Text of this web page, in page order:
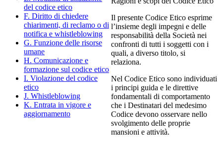
del codice etico
F. Diritto di chiedere
chiarimenti, di reclamo o di
notifica e whistleblowing
G. Funzione delle risorse
umane
H. Comunicazione e
formazione sul codice etico
I. Violazione del codice
etico
J. Whistleblowing
K. Entrata in vigore e
aggiornamento
Il presente Codice Etico esprime
l’insieme degli impegni e delle
responsabilità della Società nei
confronti di tutti i soggetti con i
quali, a diverso titolo, si
relaziona.
Nel Codice Etico sono individuati
i principi guida e le direttive
fondamentali di comportamento
che i Destinatari del medesimo
Codice devono osservare nello
svolgimento delle proprie
mansioni e attività.